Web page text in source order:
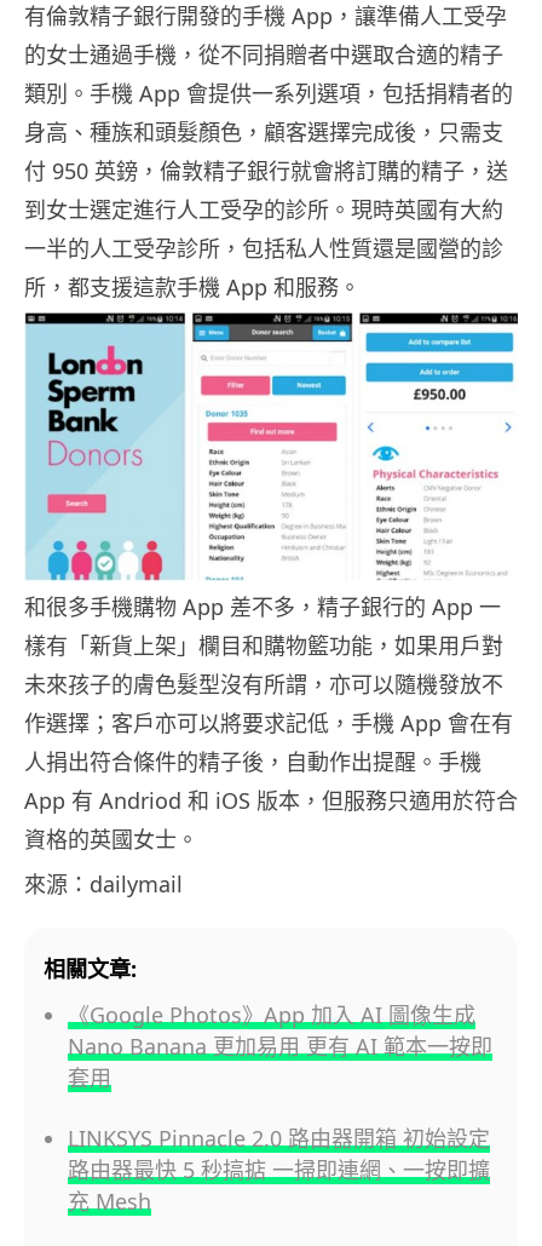
有倫敦精子銀行開發的手機 App，讓準備人工受孕
的女士通過手機，從不同捐贈者中選取合適的精子
類別。手機 App 會提供一系列選項，包括捐精者的
身高、種族和頭髮顏色，顧客選擇完成後，只需支
付 950 英鎊，倫敦精子銀行就會將訂購的精子，送
到女士選定進行人工受孕的診所。現時英國有大約
一半的人工受孕診所，包括私人性質還是國營的診
所，都支援這款手機 App 和服務。
和很多手機購物 App 差不多，精子銀行的 App 一
樣有「新貨上架」欄目和購物籃功能，如果用戶對
未來孩子的膚色髮型沒有所謂，亦可以隨機發放不
作選擇；客戶亦可以將要求記低，手機 App 會在有
人捐出符合條件的精子後，自動作出提醒。手機
App 有 Andriod 和 iOS 版本，但服務只適用於符合
資格的英國女士。
來源：dailymail
相關文章:
《Google Photos》App 加入 AI 圖像生成
Nano Banana 更加易用 更有 AI 範本一按即
套用
LINKSYS Pinnacle 2.0 路由器開箱 初始設定
路由器最快 5 秒搞掂 一掃即連網、一按即擴
充 Mesh